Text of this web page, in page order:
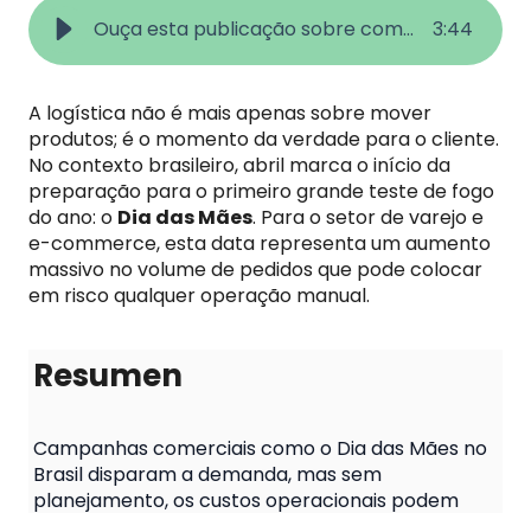
Ouça esta publicação sobre como se preparar logisticamente 3:44
A logística não é mais apenas sobre mover
produtos; é o momento da verdade para o cliente.
No contexto brasileiro, abril marca o início da
preparação para o primeiro grande teste de fogo
do ano: o Dia das Mães. Para o setor de varejo e
e-commerce, esta data representa um aumento
massivo no volume de pedidos que pode colocar
em risco qualquer operação manual.
Resumen
Campanhas comerciais como o Dia das Mães no
Brasil disparam a demanda, mas sem
planejamento, os custos operacionais podem